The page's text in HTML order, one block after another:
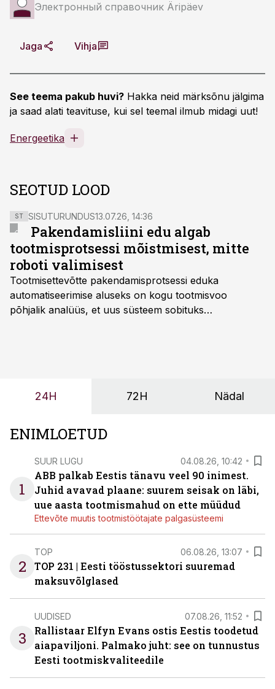
Электронный справочник Äripäev
Jaga Vihja
See teema pakub huvi? Hakka neid märksõnu jälgima
ja saad alati teavituse, kui sel teemal ilmub midagi uut!
Energeetika
SEOTUD LOOD
ST SISUTURUNDUS13.07.26, 14:36
Pakendamisliini edu algab
tootmisprotsessi mõistmisest, mitte
roboti valimisest
Tootmisettevõtte pakendamisprotsessi eduka
automatiseerimise aluseks on kogu tootmisvoo
põhjalik analüüs, et uus süsteem sobituks
OÜ tegevjuht Sander Mitendorf.
24H 72H Nädal
ENIMLOETUD
1
SUUR LUGU 04.08.26, 10:42
ABB palkab Eestis tänavu veel 90 inimest.
Juhid avavad plaane: suurem seisak on läbi,
uue aasta tootmismahud on ette müüdud
Ettevõte muutis tootmistöötajate palgasüsteemi
2
TOP 06.08.26, 13:07
TOP 231 | Eesti tööstussektori suuremad
maksuvõlglased
3
UUDISED 07.08.26, 11:52
Rallistaar Elfyn Evans ostis Eestis toodetud
aiapaviljoni. Palmako juht: see on tunnustus
Eesti tootmiskvaliteedile